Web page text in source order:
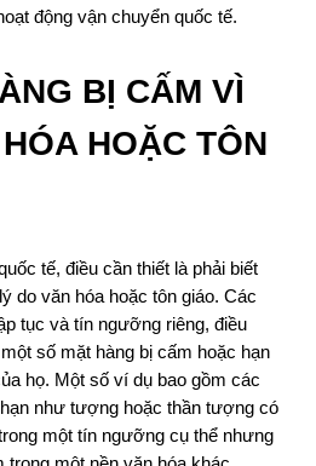
động vận chuyển quốc tế.
BỊ CẤM VÌ
HOẶC TÔN
tế, điều cần thiết là phải biết
do văn hóa hoặc tôn giáo. Các
tục và tín ngưỡng riêng, điều
số mặt hàng bị cấm hoặc hạn
họ. Một số ví dụ bao gồm các
như tượng hoặc thần tượng có
một tín ngưỡng cụ thể nhưng